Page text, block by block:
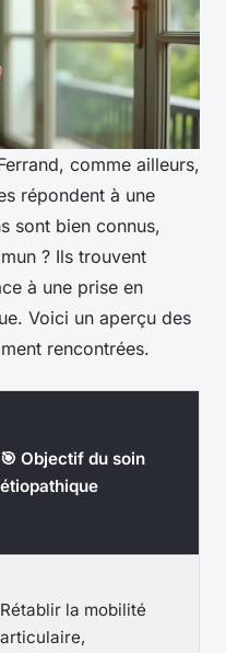
comme ailleurs,
répondent à une
sont bien connus,
? Ils trouvent
à une prise en
Voici un aperçu des
rencontrées.
🎯 Objectif du soin
étiopathique
Rétablir la mobilité
articulaire,